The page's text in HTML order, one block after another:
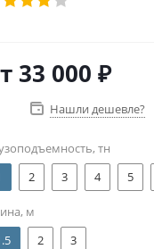
33 000 ₽
Нашли дешевле?
тн
2 3 4 5
м
2 3